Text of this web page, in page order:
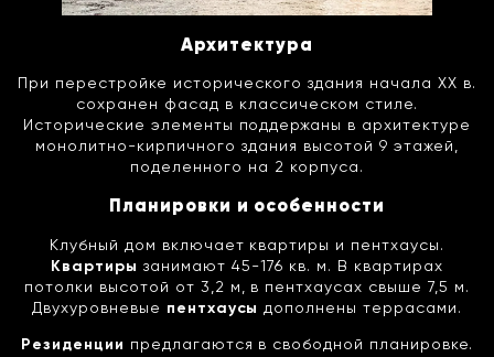
Архитектура
При перестройке исторического здания начала XX в.
сохранен фасад в классическом стиле.
Исторические элементы поддержаны в архитектуре
монолитно-кирпичного здания высотой 9 этажей,
поделенного на 2 корпуса.
Планировки и особенности
Клубный дом включает квартиры и пентхаусы.
Квартирызанимают 45-176 кв. м. В квартирах
потолки высотой от 3,2 м, в пентхаусах свыше 7,5 м.
Двухуровневые пентхаусыдополнены террасами.
Резиденции предлагаются в свободной планировке.